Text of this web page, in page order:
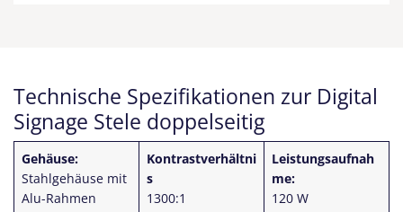
Technische Spezifikationen zur Digital
Signage Stele doppelseitig
Gehäuse:
Stahlgehäuse mit
Alu-Rahmen
Kontrastverhältni
s
1300:1
Leistungsaufnah
me:
120 W